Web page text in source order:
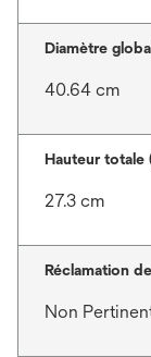
Diamètre
40.64 cm
Hauteur totale
27.3 cm
Réclamation
Non